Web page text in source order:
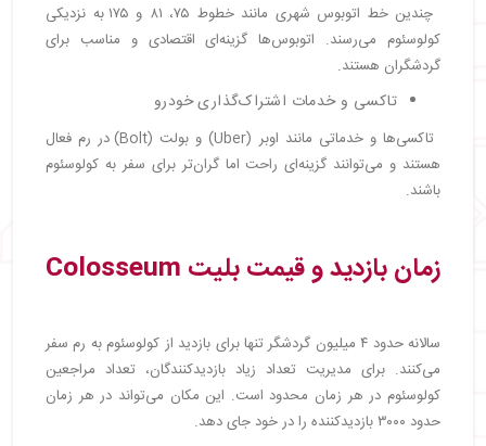
چندین خط اتوبوس شهری مانند خطوط ۷۵، ۸۱ و ۱۷۵ به نزدیکی
کولوسئوم می‌رسند. اتوبوس‌ها گزینه‌ای اقتصادی و مناسب برای
گردشگران هستند.
تاکسی و خدمات اشتراک‌گذاری خودرو
تاکسی‌ها و خدماتی مانند اوبر (Uber) و بولت (Bolt) در رم فعال
هستند و می‌توانند گزینه‌ای راحت اما گران‌تر برای سفر به کولوسئوم
باشند.
زمان بازدید و قیمت بلیت Colosseum
سالانه حدود ۴ میلیون گردشگر تنها برای بازدید از کولوسئوم به رم سفر
می‌کنند. برای مدیریت تعداد زیاد بازدیدکنندگان، تعداد مراجعین
کولوسئوم در هر زمان محدود است. این مکان می‌تواند در هر زمان
حدود ۳۰۰۰ بازدیدکننده را در خود جای دهد.